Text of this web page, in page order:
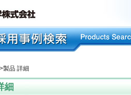
製品 詳細
細